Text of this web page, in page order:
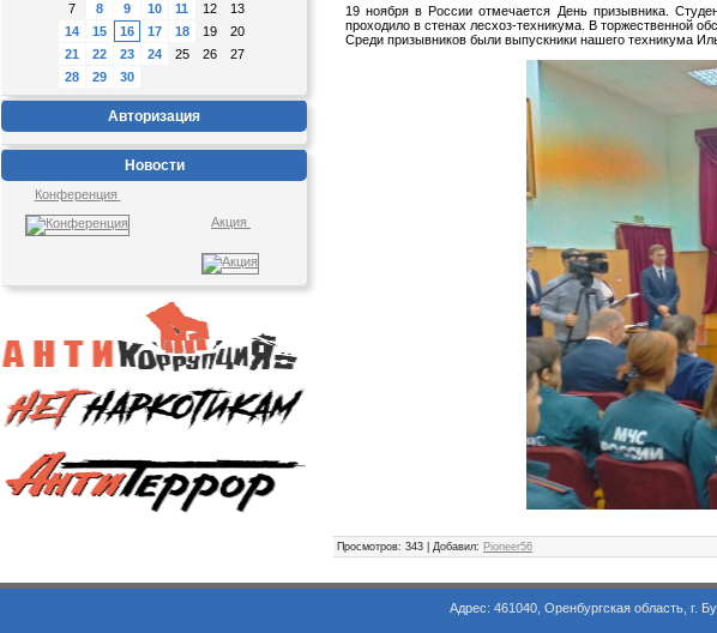
7
8 9 10 11 12
13
14
15 16 17 18 19
20
21
22 23 24 25 26
27
28
29 30
Авторизация
Новости
Конференция
Акция
19 ноября в России отмечается День призывника.
проходило в стенах лесхоз-техникума. В торжественной
Среди призывников были выпускники нашего техникума
Просмотров: 343 | Добавил: Pioneer56
Адрес: 461040, Оренбургская область, г. Бузулук,